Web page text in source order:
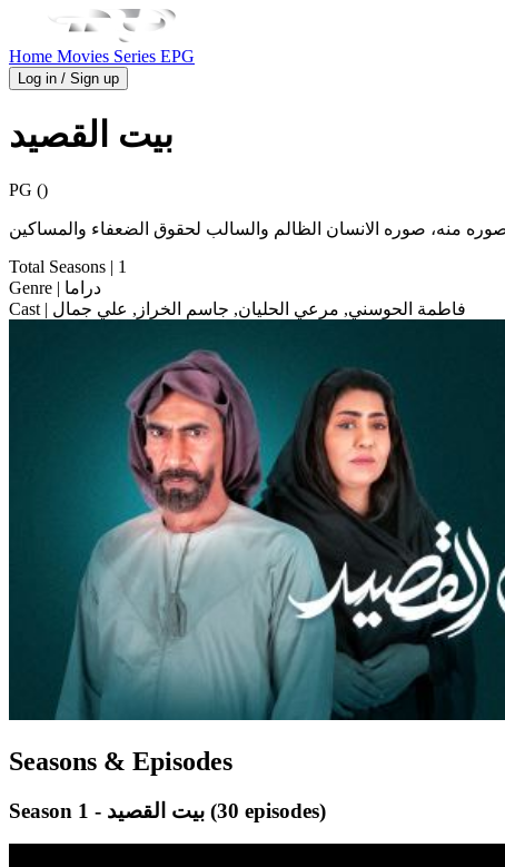
Home Movies Series EPG
Log in / Sign up
بيت القصيد
PG ()
منه، صوره الانسان الظالم والسالب لحقوق الضعفاء والمساكين
Total Seasons | 1
Genre
| دراما
Cast
| فاطمة الحوسني, مرعي الحليان, جاسم الخراز, علي جمال
Seasons & Episodes
(30 episodes)